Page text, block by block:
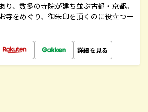
り、数多の寺院が建ち並ぶ古都・京都。
寺をめぐり、御朱印を頂くのに役立つ一
詳細を見る